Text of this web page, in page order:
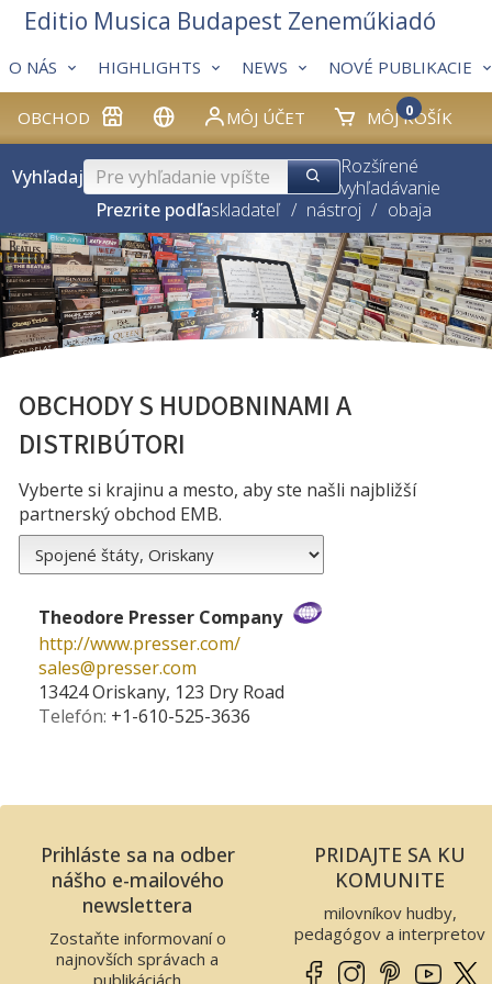
OBCHOD MÔJ ÚČET MÔJ KOŠÍK
0
O NÁS HIGHLIGHTS NEWS NOVÉ PUBLIKACIE
Editio Musica Budapest Zeneműkiadó
Vyhľadaj
Rozšírené
vyhľadávanie
Prezrite podľaskladateľ / nástroj / obaja
OBCHODY S HUDOBNINAMI A
DISTRIBÚTORI
Vyberte si krajinu a mesto, aby ste našli najbližší
partnerský obchod EMB.
Theodore Presser Company
http://www.presser.com/
sales­@­presser.com
13424 Oriskany, 123 Dry Road
Telefón: +1-610-525-3636
Prihláste sa na odber
nášho e-mailového
newslettera
Zostaňte informovaní o
najnovších správach a
publikáciách
PRIDAJTE SA KU
KOMUNITE
milovníkov hudby,
pedagógov a interpretov